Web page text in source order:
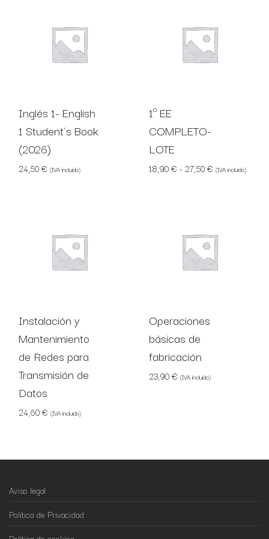
Inglés 1- English
1 Student´s Book
(2026)
24,50€ (IVA incluido)
1º EE
COMPLETO-
LOTE
18,90€ - 27,50€ Rango de
(IVA incluido)
Instalación y
Mantenimiento
de Redes para
Transmisión de
Datos
24,60€ (IVA incluido)
Operaciones
básicas de
fabricación
23,90€ (IVA incluido)
Aviso legal
Política de Privacidad